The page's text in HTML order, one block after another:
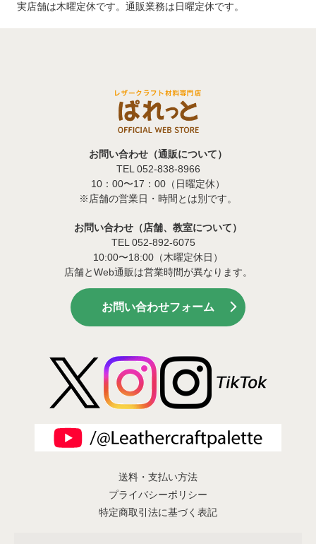
実店舗は木曜定休です。通販業務は日曜定休です。
お問い合わせ（通販について）
TEL 052-838-8966
10：00〜17：00（日曜定休）
※店舗の営業日・時間とは別です。
お問い合わせ（店舗、教室について）
TEL 052-892-6075
10:00〜18:00（木曜定休日）
店舗とWeb通販は営業時間が異なります。
お問い合わせフォーム
送料・支払い方法
プライバシーポリシー
特定商取引法に基づく表記